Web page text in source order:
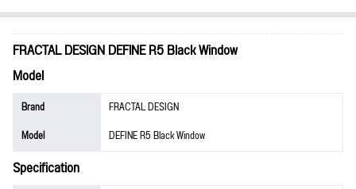
FRACTAL DESIGN DEFINE R5 Black Window
Model
Brand
FRACTAL DESIGN
Model
DEFINE R5 Black Window
Specification